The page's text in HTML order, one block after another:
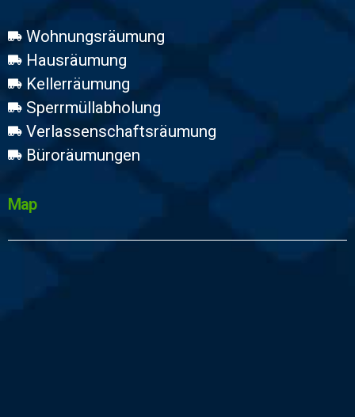
Wohnungsräumung
Hausräumung
Kellerräumung
Sperrmüllabholung
Verlassenschaftsräumung
Büroräumungen
Map